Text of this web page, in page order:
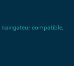
navigateur compatible.